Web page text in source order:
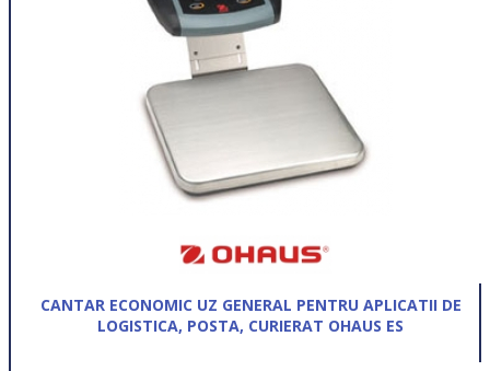
CANTAR ECONOMIC UZ GENERAL PENTRU APLICATII DE
LOGISTICA, POSTA, CURIERAT OHAUS ES